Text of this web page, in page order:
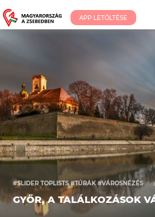
APP LETÖLTÉSE
#SLIDER TOPLISTS #TÚRÁK #VÁROSNÉZÉS
GYŐR, A TALÁLKOZÁSOK